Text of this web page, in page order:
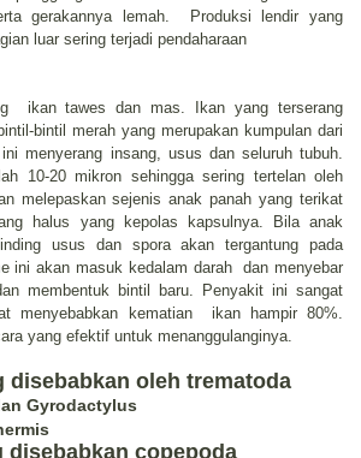
gerakannya lemah. Produksi lendir yang
luar sering terjadi pendaharaan
ikan tawes dan mas. Ikan yang terserang
bintil merah yang merupakan kumpulan dari
menyerang insang, usus dan seluruh tubuh.
10-20 mikron sehingga sering tertelan oleh
melepaskan sejenis anak panah yang terikat
halus yang kepolas kapsulnya. Bila anak
usus dan spora akan tergantung pada
ini akan masuk kedalam darah dan menyebar
membentuk bintil baru. Penyakit ini sangat
menyebabkan kematian ikan hampir 80%.
yang efektif untuk menanggulanginya.
disebabkan oleh trematoda
Gyrodactylus
disebabkan copepoda